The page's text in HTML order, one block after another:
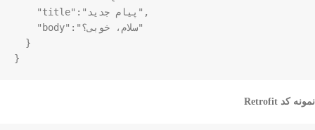
    "title":
"پیام جدید" ,
    "body":
"سلام، خوبی؟"
}
نمونه کد Retrofit